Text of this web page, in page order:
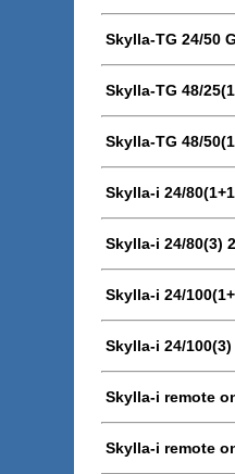
Skylla-TG 24/50
Skylla-TG 48/
Skylla-TG 48/
Skylla-i 24/
Skylla-i 24/80(3)
Skylla-i 24/
Skylla-i 24/100(3)
Skylla-i remote
Skylla-i remote